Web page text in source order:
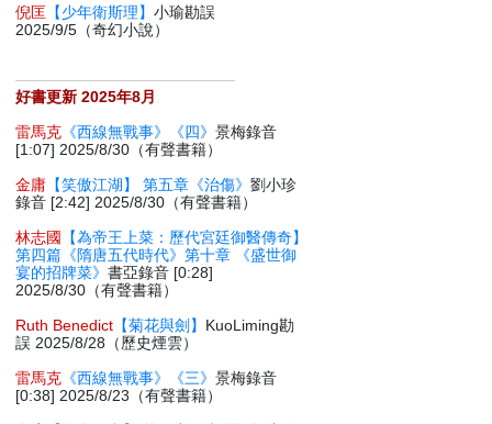
倪匡 【少年衛斯理】小瑜勘誤
2025/9/5（奇幻小說）
好書更新 2025年8月
雷馬克 《西線無戰事》《四》景梅錄音
[1:07] 2025/8/30（有聲書籍）
金庸 【笑傲江湖】 第五章《治傷》劉小珍
錄音 [2:42] 2025/8/30（有聲書籍）
林志國
【為帝王上菜：歷代宮廷御醫傳奇】
第四篇《隋唐五代時代》第十章 《盛世御
宴的招牌菜》書亞錄音 [0:28]
2025/8/30（有聲書籍）
Ruth Benedict 【菊花與劍】 KuoLiming勘
誤 2025/8/28（歷史煙雲）
雷馬克 《西線無戰事》《三》景梅錄音
[0:38] 2025/8/23（有聲書籍）